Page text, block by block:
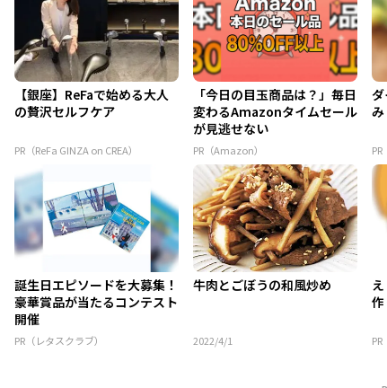
【銀座】ReFaで始める大人
の贅沢セルフケア
PR（ReFa GINZA on CREA）
「今日の目玉商品は？」毎日
変わるAmazonタイムセール
が見逃せない
PR（Amazon）
誕生日エピソードを大募集！
豪華賞品が当たるコンテスト
開催
PR（レタスクラブ）
牛肉とごぼうの和風炒め
2022/4/1